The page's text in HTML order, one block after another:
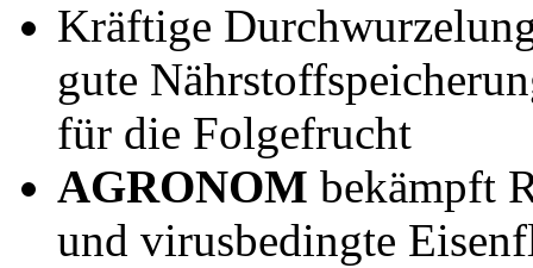
Kräftige
gute
für die Folgefrucht
AGRONOM bekämpft
und virusbedingte